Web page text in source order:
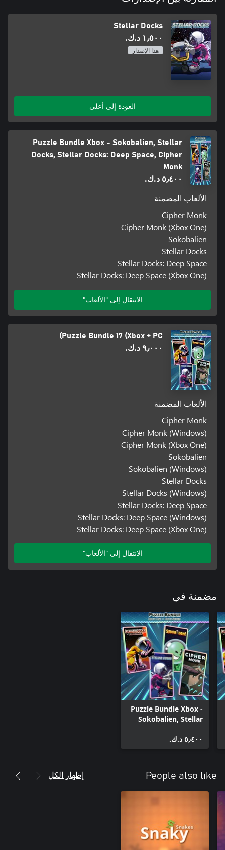
Stellar Docks
١٫٥٠٠ د.ك.‏
هذا الإصدار
العودة إلى أعلى
Puzzle Bundle Xbox - Sokobalien, Stellar
Docks, Stellar Docks: Deep Space, Cipher
Monk
٥٫٤٠٠ د.ك.‏
الألعاب المضمنة
Cipher Monk
Cipher Monk (Xbox One)
Sokobalien
Stellar Docks
Stellar Docks: Deep Space
Stellar Docks: Deep Space (Xbox One)
الانتقال إلى "الألعاب"
Puzzle Bundle 17 (Xbox + PC)
٩٫٠٠٠ د.ك.‏
الألعاب المضمنة
Cipher Monk
Cipher Monk (Windows)
Cipher Monk (Xbox One)
Sokobalien
Sokobalien (Windows)
Stellar Docks
Stellar Docks (Windows)
Stellar Docks: Deep Space
Stellar Docks: Deep Space (Windows)
Stellar Docks: Deep Space (Xbox One)
الانتقال إلى "الألعاب"
مضمنة في
Puzzle Bundle Xbox -
Sokobalien, Stellar
Deep Space, Cipher
Monk
٥٫٤٠٠ د.ك.‏
People also like إظهار الكل